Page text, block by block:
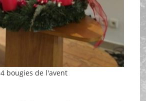
4 bougies de l'avent